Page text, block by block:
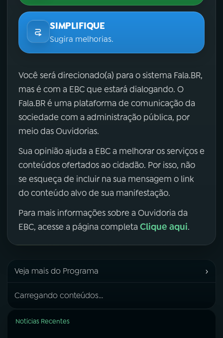
SIMPLIFIQUE
Sugira melhorias.
Você será direcionado(a) para o sistema Fala.BR,
mas é com a EBC que estará dialogando. O
Fala.BR é uma plataforma de comunicação da
sociedade com a administração pública, por
meio das Ouvidorias.
Sua opinião ajuda a EBC a melhorar os serviços e
conteúdos ofertados ao cidadão. Por isso, não
se esqueça de incluir na sua mensagem o link
do conteúdo alvo de sua manifestação.
Para mais informações sobre a Ouvidoria da
EBC, acesse a página completa Clique aqui.
Veja mais do Programa ›
Carregando conteúdos...
Notícias Recentes